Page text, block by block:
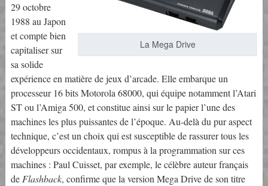
La Mega Drive
29 octobre
1988 au Japon
et compte bien
capitaliser sur
sa solide
expérience en matière de jeux d’arcade. Elle embarque un
processeur 16 bits Motorola 68000, qui équipe notamment l’Atari
ST ou l’Amiga 500, et constitue ainsi sur le papier l’une des
machines les plus puissantes de l’époque. Au-delà du pur aspect
technique, c’est un choix qui est susceptible de rassurer tous les
développeurs occidentaux, rompus à la programmation sur ces
machines : Paul Cuisset, par exemple, le célèbre auteur français
deFlashback, confirme que la version Mega Drive de son titre